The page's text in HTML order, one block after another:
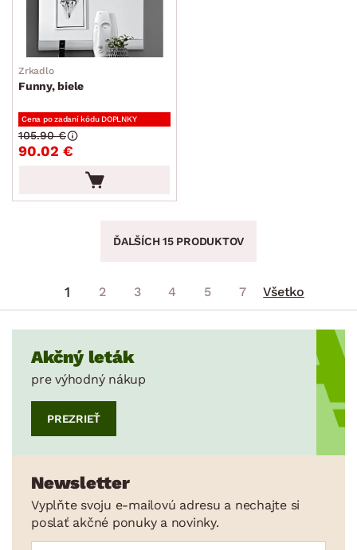
Zrkadlo
Funny, biele
Cena po zadaní kódu DOPLNKY
90.02 €
105.90 €
ĎALŠÍCH 15 PRODUKTOV
1 2 3 4 5 7 Všetko
Akčný leták
pre výhodný nákup
PREZRIEŤ
Newsletter
Vyplňte svoju e-mailovú adresu a nechajte si
poslať akčné ponuky a novinky.